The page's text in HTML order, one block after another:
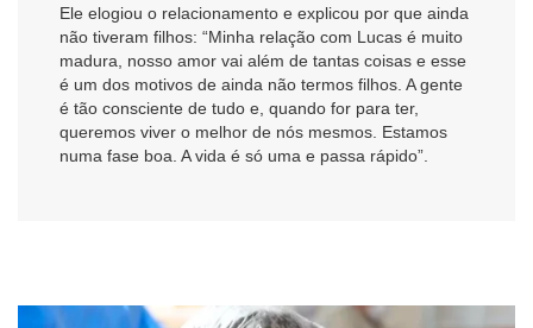
Ele elogiou o relacionamento e explicou por que ainda
não tiveram filhos: “Minha relação com Lucas é muito
madura, nosso amor vai além de tantas coisas e esse
é um dos motivos de ainda não termos filhos. A gente
é tão consciente de tudo e, quando for para ter,
queremos viver o melhor de nós mesmos. Estamos
numa fase boa. A vida é só uma e passa rápido”.